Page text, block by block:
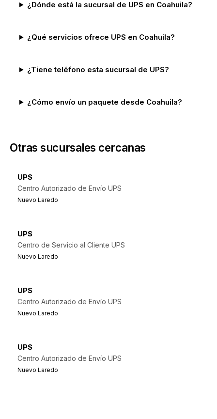
¿Dónde está la sucursal de UPS en Coahuila?
¿Qué servicios ofrece UPS en Coahuila?
¿Tiene teléfono esta sucursal de UPS?
¿Cómo envío un paquete desde Coahuila?
Otras sucursales cercanas
UPS
Centro Autorizado de Envío UPS
Nuevo Laredo
UPS
Centro de Servicio al Cliente UPS
Nuevo Laredo
UPS
Centro Autorizado de Envío UPS
Nuevo Laredo
UPS
Centro Autorizado de Envío UPS
Nuevo Laredo